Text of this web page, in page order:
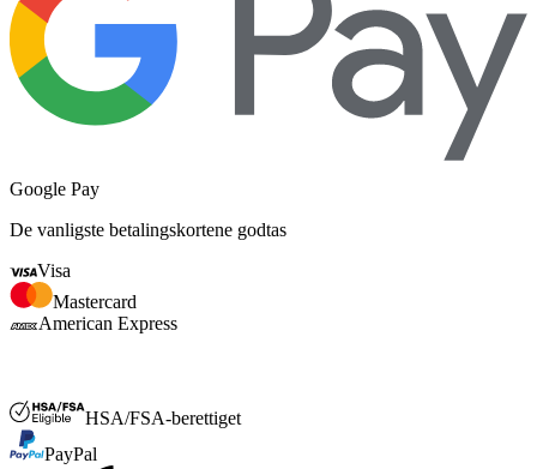
Google Pay
De vanligste betalingskortene godtas
Visa
Mastercard
American Express
HSA/FSA-berettiget
PayPal